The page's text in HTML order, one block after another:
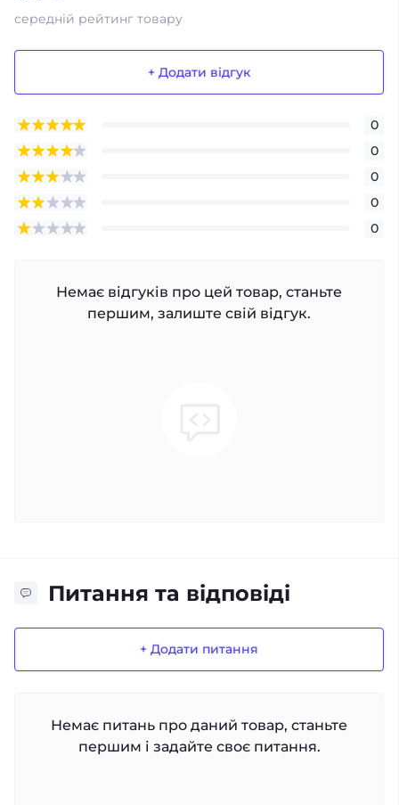
середній рейтинг товару
+ Додати відгук
0
0
0
0
0
Немає відгуків про цей товар, станьте
першим, залиште свій відгук.
Питання та відповіді
+ Додати питання
Немає питань про даний товар, станьте
першим і задайте своє питання.